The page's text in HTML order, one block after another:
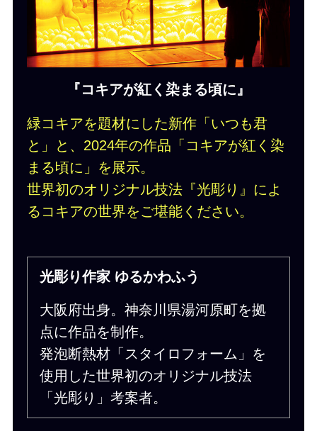
『コキアが紅く染まる頃に』
緑コキアを題材にした新作「いつも君
と」と、2024年の作品「コキアが紅く染
まる頃に」を展示。
世界初のオリジナル技法『光彫り』によ
るコキアの世界をご堪能ください。
光彫り作家 ゆるかわふう
大阪府出身。神奈川県湯河原町を拠
点に作品を制作。
発泡断熱材「スタイロフォーム」を
使用した世界初のオリジナル技法
「光彫り」考案者。